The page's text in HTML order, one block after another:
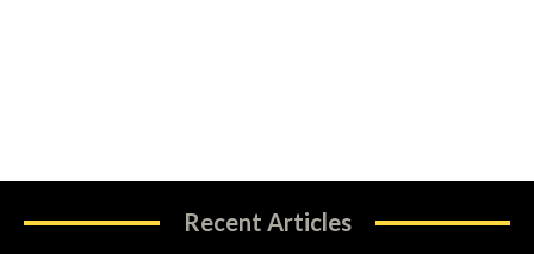
Recent Articles